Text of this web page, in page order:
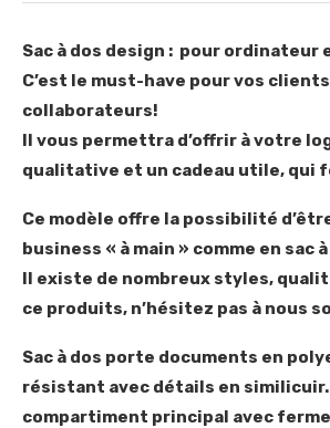
Sac à dos design : pour ordinateur
C’est le must-have pour vos
collaborateurs!
Il vous permettra d’offrir à votre
qualitative et un cadeau utile, qui
Ce modèle offre la possibilité
business « à main » comme en sac
Il existe de nombreux styles,
ce produits, n’hésitez pas à nous
Sac à dos porte documents en
résistant avec détails en similicuir.
compartiment principal avec